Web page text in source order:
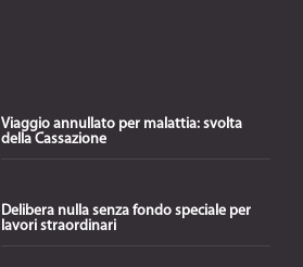
Viaggio annullato per malattia: svolta
della Cassazione
Delibera nulla senza fondo speciale per
lavori straordinari